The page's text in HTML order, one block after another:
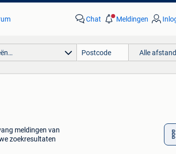
Chat Meldingen
Alle
meldingen van
zoekresultaten